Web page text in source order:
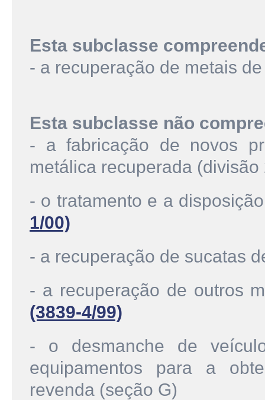
Esta subclasse
- a recuperação de metais
Esta subclasse não
- a fabricação de novos
metálica recuperada (divisão
- o tratamento e a
1/00)
- a recuperação de sucatas
- a recuperação de outros
(3839-4/99)
- o desmanche de
equipamentos para a
revenda (seção G)